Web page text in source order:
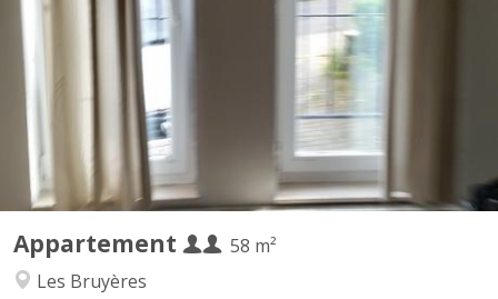
Appartement
58 m²
Les Bruyères
Appartement tout confort aux Bruyères composé de : - Grande
chambre séparée et une autre pièce/bureau ou ch. avec meubles
à disposition. - Salon et Sam meublés, - WC séparé avec lave-
mains, tablette et miroir - Cuisine équipée avec grand four
électrique, 4 taques électrique Indiction, frigo,...